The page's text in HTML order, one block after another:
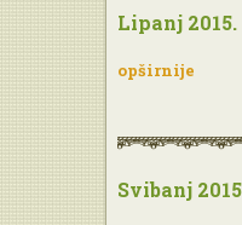
Lipanj 2015.
opširnije
Svibanj